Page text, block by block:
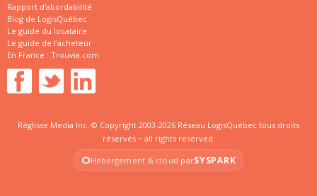
Rapport d'abordabilité
Blog de LogisQuébec
Le guide du locataire
Le guide de l'acheteur
En France : Trouvia.com
Réglisse Media Inc. © Copyright 2003-2026 Réseau LogisQuébec tous droits
réservés ~ all rights reserved.
Hébergement & cloud parSYSPARK